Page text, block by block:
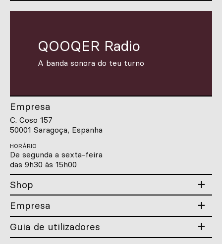
QOOQER Radio
A banda sonora do teu turno
Empresa
C. Coso 157
50001 Saragoça, Espanha
HORÁRIO
De segunda a sexta-feira
das 9h30 às 15h00
Shop
Empresa
Guia de utilizadores